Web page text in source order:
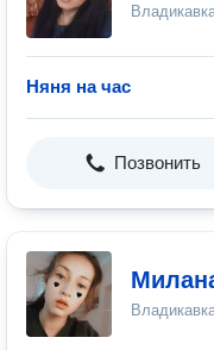
Няня на час
Позвонить